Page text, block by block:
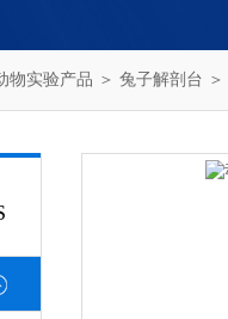
物实验产品 ＞ 兔子解剖台